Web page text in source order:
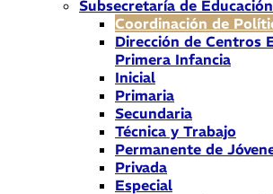
Subsecretaría de Educación
Coordinación de
Dirección de Centros
Primera Infancia
Inicial
Primaria
Secundaria
Técnica y Trabajo
Permanente de
Privada
Especial